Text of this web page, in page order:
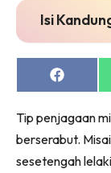
Isi
Share
on
Tip penjagaan
berserabut.
sesetengah